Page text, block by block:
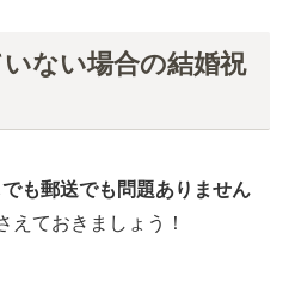
ない場合の結婚祝
も郵送でも問題ありません
えておきましょう！